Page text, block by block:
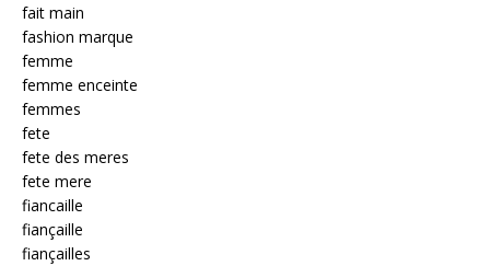
fait main
fashion marque
femme
femme enceinte
femmes
fete
fete des meres
fete mere
fiancaille
fiançaille
fiançailles